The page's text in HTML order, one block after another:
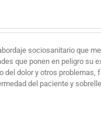
sociosanitario que
que ponen en peligro su
del dolor y otros
del paciente y